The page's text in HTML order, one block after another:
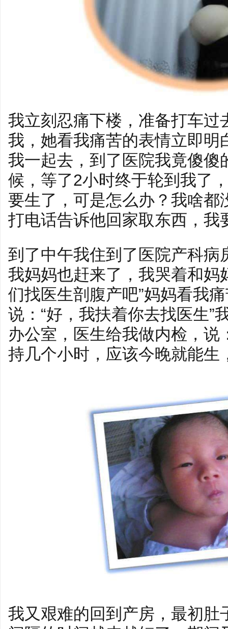
我立刻忍痛下楼，准备打车过
我，她看我痛苦的表情立即明
我一起去，到了医院我竟傻傻
候，等了2小时终于轮到我了
要生了，可是怎么办？我啥都
打电话告诉他回家取东西，我
到了中午我住到了医院产科病
我妈妈也赶来了，我哭着和妈
们找医生剖腹产吧”妈妈看我
说：“好，我扶着你去找医生”
办公室，医生给我做内检，说
持几个小时，应该今晚就能生
我又艰难的回到产房，最初肚